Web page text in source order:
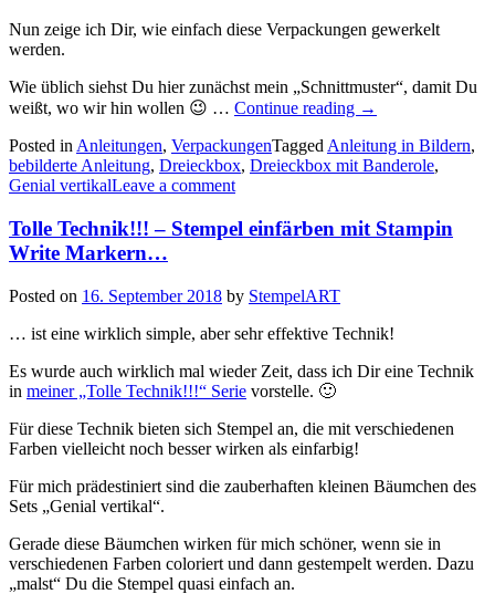
Nun zeige ich Dir, wie einfach diese Verpackungen gewerkelt
werden.
Wie üblich siehst Du hier zunächst mein „Schnittmuster“, damit Du
weißt, wo wir hin wollen 😉 … Continue reading
„Die
für
die
Banderole…“
→
Posted in Anleitungen, VerpackungenTagged Anleitung in Bildern,
bebilderte Anleitung, Dreieckbox, Dreieckbox mit Banderole,
Genial vertikalLeave a comment
Tolle Technik!!! – Stempel einfärben mit Stampin
Write Markern…
Posted on 16. September 2018 by StempelART
… ist eine wirklich simple, aber sehr effektive Technik!
Es wurde auch wirklich mal wieder Zeit, dass ich Dir eine Technik
in meiner „Tolle Technik!!!“ Serie vorstelle. 🙂
Für diese Technik bieten sich Stempel an, die mit verschiedenen
Farben vielleicht noch besser wirken als einfarbig!
Für mich prädestiniert sind die zauberhaften kleinen Bäumchen des
Sets „Genial vertikal“.
Gerade diese Bäumchen wirken für mich schöner, wenn sie in
verschiedenen Farben coloriert und dann gestempelt werden. Dazu
„malst“ Du die Stempel quasi einfach an.